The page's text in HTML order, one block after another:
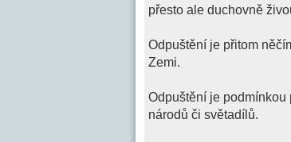
přesto ale duchovně
Odpuštění je přitom
Zemi.
Odpuštění je podmínkou
národů či světadílů.